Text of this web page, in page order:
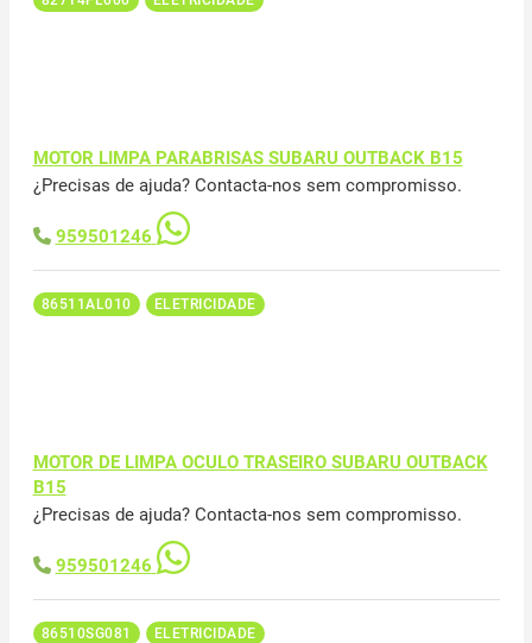
MOTOR LIMPA PARABRISAS SUBARU OUTBACK B15
¿Precisas de ajuda? Contacta-nos sem compromisso.
959501246
86511AL010 ELETRICIDADE
MOTOR DE LIMPA OCULO TRASEIRO SUBARU OUTBACK
B15
¿Precisas de ajuda? Contacta-nos sem compromisso.
959501246
86510SG081 ELETRICIDADE